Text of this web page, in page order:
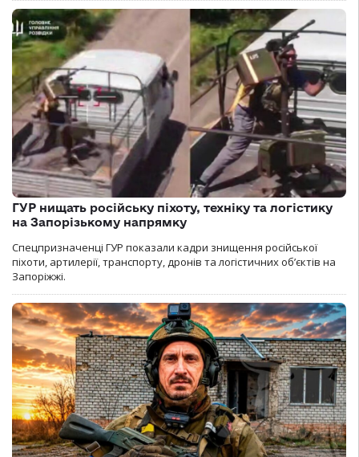
ГУР нищать російську піхоту, техніку та логістику
на Запорізькому напрямку
Спецпризначенці ГУР показали кадри знищення російської
піхоти, артилерії, транспорту, дронів та логістичних об’єктів на
Запоріжжі.